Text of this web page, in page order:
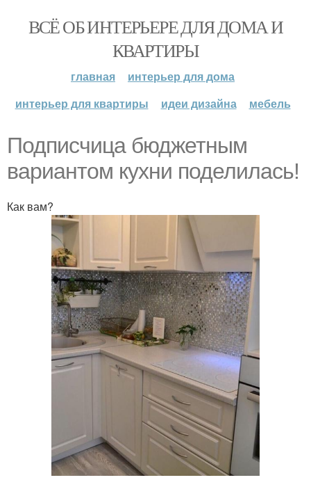
ВСЁ ОБ ИНТЕРЬЕРЕ ДЛЯ ДОМА И
КВАРТИРЫ
главная
интерьер для дома
интерьер для квартиры
идеи дизайна мебель
Подписчица бюджетным
вариантом кухни поделилась!
Как вам?